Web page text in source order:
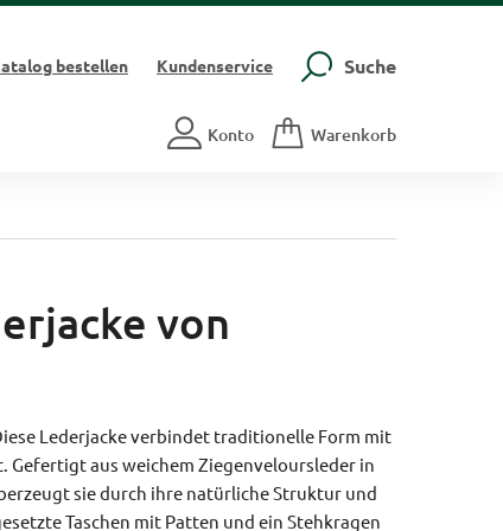
bestellen Kundenservice Suche
Konto Warenkorb
von
Lederjacke verbindet traditionelle Form mit
aus weichem Ziegenveloursleder in
sie durch ihre natürliche Struktur und
Taschen mit Patten und ein Stehkragen